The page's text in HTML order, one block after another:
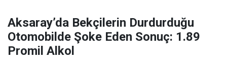
Aksaray’da Bekçilerin Durdurduğu
Otomobilde Şoke Eden Sonuç: 1.89
Promil Alkol